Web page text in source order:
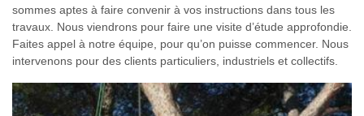
sommes aptes à faire convenir à vos instructions dans tous les
travaux. Nous viendrons pour faire une visite d’étude approfondie.
Faites appel à notre équipe, pour qu’on puisse commencer. Nous
intervenons pour des clients particuliers, industriels et collectifs.